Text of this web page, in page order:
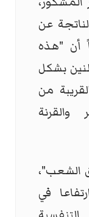
عن
أن "هذه
بشكل
من
والقرنة
الشعب"،
في